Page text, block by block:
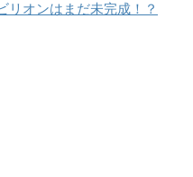
リオンはまだ未完成！？